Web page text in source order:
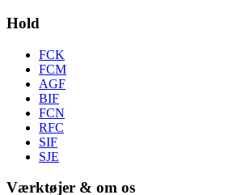
Hold
FCK
FCM
AGF
BIF
FCN
RFC
SIF
SJE
Værktøjer & om os